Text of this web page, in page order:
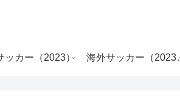
ッカー（2023） 海外サッカー（2023-